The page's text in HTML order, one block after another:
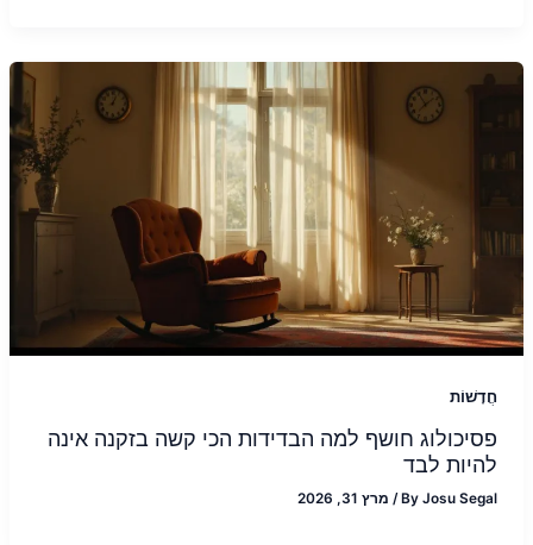
חֲדָשׁוֹת
פסיכולוג חושף למה הבדידות הכי קשה בזקנה אינה
להיות לבד
ByJosu Segal
/ מרץ 31, 2026